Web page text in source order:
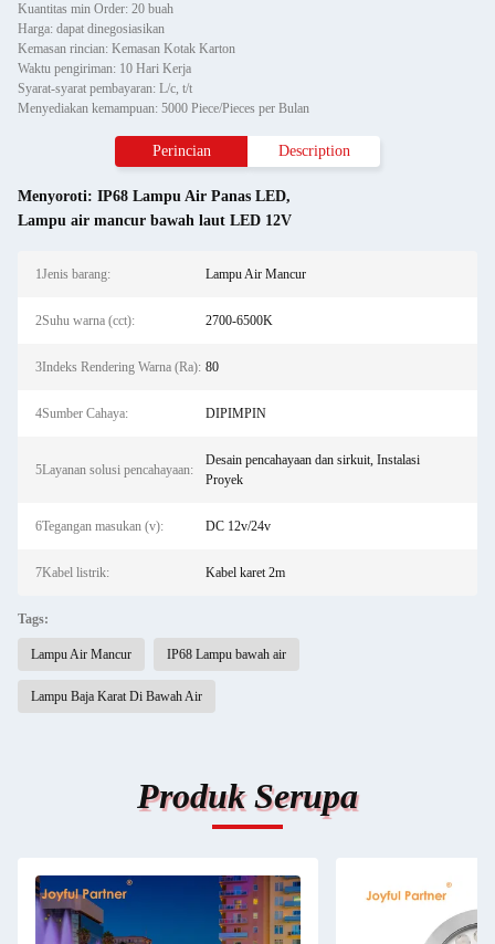
Kuantitas min Order: 20 buah
Harga: dapat dinegosiasikan
Kemasan rincian: Kemasan Kotak Karton
Waktu pengiriman: 10 Hari Kerja
Syarat-syarat pembayaran: L/c, t/t
Menyediakan kemampuan: 5000 Piece/Pieces per Bulan
Perincian Description
Menyoroti: IP68 Lampu Air Panas LED,
Lampu air mancur bawah laut LED 12V
1Jenis barang: Lampu Air Mancur
2Suhu warna (cct): 2700-6500K
3Indeks Rendering Warna (Ra): 80
4Sumber Cahaya: DIPIMPIN
5Layanan solusi pencahayaan:
Desain pencahayaan dan sirkuit, Instalasi
Proyek
6Tegangan masukan (v): DC 12v/24v
7Kabel listrik: Kabel karet 2m
Tags:
Lampu Air Mancur IP68 Lampu bawah air
Lampu Baja Karat Di Bawah Air
Produk Serupa